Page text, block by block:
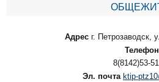
Адрес г. Петрозаводск,
Телефон
8(8142)53-
Эл. почта ktip-